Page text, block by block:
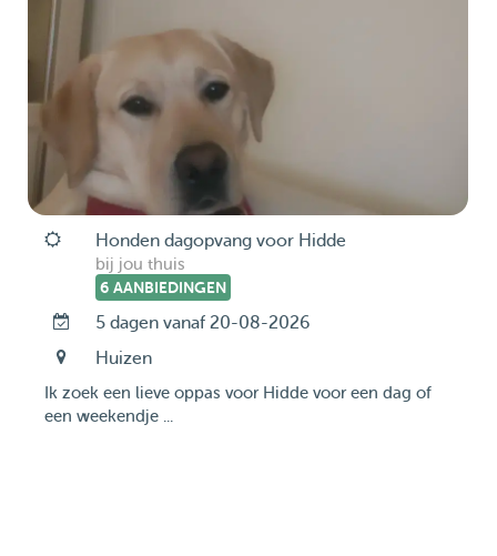
Honden dagopvang voor Hidde
bij jou thuis
6 AANBIEDINGEN
5 dagen vanaf 20-08-2026
Huizen
Ik zoek een lieve oppas voor Hidde voor een dag of
een weekendje ...